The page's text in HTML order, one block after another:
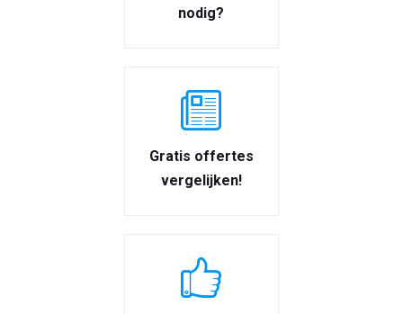
nodig?
Gratis offertes
vergelijken!